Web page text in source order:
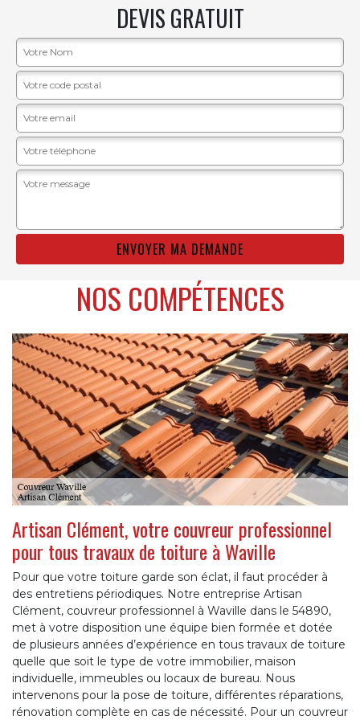
DEVIS GRATUIT
NOS COMPÉTENCES
Artisan Clément, votre couvreur professionnel
pour tous travaux de toiture à Waville
Pour que votre toiture garde son éclat, il faut procéder à
des entretiens périodiques. Notre entreprise Artisan
Clément, couvreur professionnel à Waville dans le 54890,
met à votre disposition une équipe bien formée et dotée
de plusieurs années d’expérience en tous travaux de toiture
quelle que soit le type de votre immobilier, maison
individuelle, immeubles ou locaux de bureau. Nous
intervenons pour la pose de toiture, différentes réparations,
rénovation complète en cas de nécessité. Pour un couvreur